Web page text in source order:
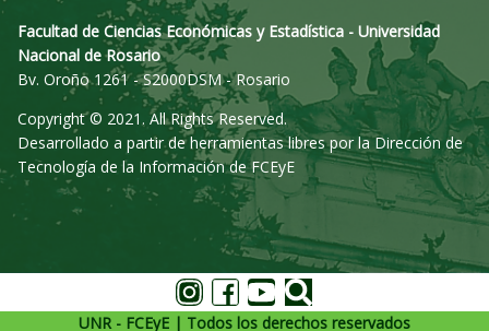
Facultad de Ciencias Económicas y Estadística - Universidad
Nacional de Rosario
Bv. Oroño 1261 - S2000DSM - Rosario
Copyright © 2021. All Rights Reserved.
Desarrollado a partir de herramientas libres por la Dirección de
Tecnología de la Información de FCEyE
UNR - FCEyE | Todos los derechos reservados